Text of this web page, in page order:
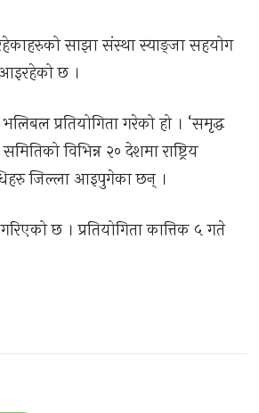
साझा संस्था स्याङ्जा सहयोग
आइरहेको छ ।
प्रतियोगिता गरेको हो । ‘समृद्ध
विभिन्न २० देशमा राष्ट्रिय
जिल्ला आइपुगेका छन् ।
छ । प्रतियोगिता कात्तिक ५ गते